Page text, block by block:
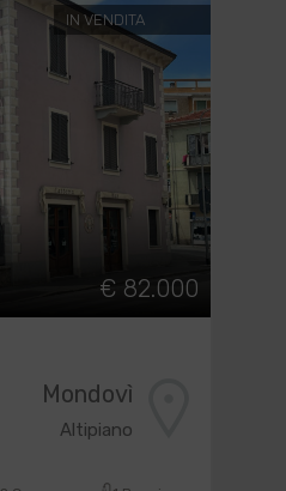
IN VENDITA
€ 82.000
Mondovì
Altipiano